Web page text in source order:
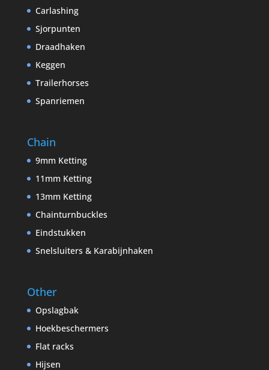
Carlashing
Sjorpunten
Draadhaken
Keggen
Trailerhorses
Spanriemen
Chain
9mm Ketting
11mm Ketting
13mm Ketting
Chainturnbuckles
Eindstukken
Snelsluiters & Karabijnhaken
Other
Opslagbak
Hoekbeschermers
Flat racks
Hijsen